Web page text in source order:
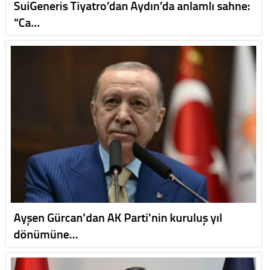
SuiGeneris Tiyatro’dan Aydın’da anlamlı sahne:
“Ca…
Ayşen Gürcan'dan AK Parti'nin kuruluş yıl
dönümüne…